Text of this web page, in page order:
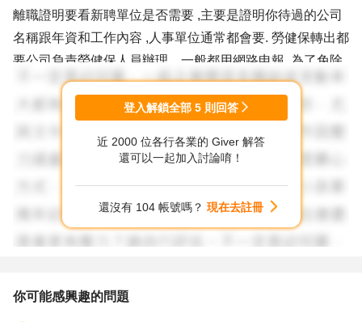
離職證明要看新聘單位是否需要 ,主要是證明你待過的公司
名稱跟年資和工作內容 ,人事單位通常都會要. 勞健保轉出都
要公司負責勞健保人員辦理，一般都用網路申報 ,為了免除
新公司的疑慮 ,也保證自己是淨身出戶(沒有任何兼職或不法
情事) ,如果是新公司報到的規定 ,建議還是遵守 ,以上希望有
登入解鎖全部 5 則回答
近 2000 位各行各業的 Giver 解答
還可以一起加入討論唷！
還沒有 104 帳號嗎？ 現在去註冊
你可能感興趣的問題